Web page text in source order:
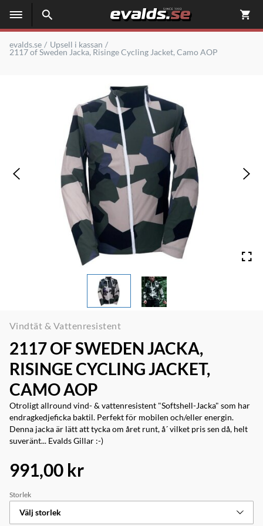
evalds.se
Upsell i kassan
2117 of Sweden Jacka, Risinge Cycling Jacket, Camo AOP
Vindtät & Vattenresistent
2117 OF SWEDEN JACKA,
RISINGE CYCLING JACKET,
CAMO AOP
Otroligt allround vind- & vattenresistent "Softshell-Jacka" som har
endragkedjeficka baktil. Perfekt för mobilen och/eller energin.
Denna jacka är lätt att tycka om året runt, å´ vilket pris sen då, helt
suveränt... Evalds Gillar :-)
991,00 kr
Storlek
Välj storlek